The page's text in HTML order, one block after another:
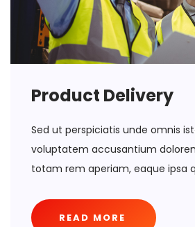
Product Delivery
Sed ut perspiciatis unde omnis
voluptatem accusantium
totam rem aperiam, eaque ipsa
READ MORE